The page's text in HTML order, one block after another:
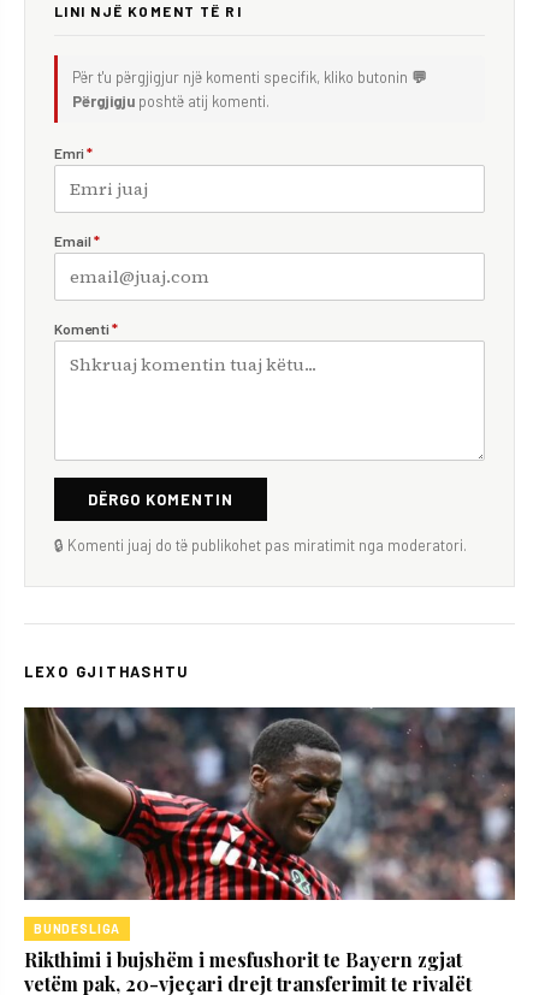
LINI NJË KOMENT TË RI
Për t'u përgjigjur një komenti specifik, kliko butonin 💬
Përgjigju poshtë atij komenti.
Emri *
Email *
Komenti *
DËRGO KOMENTIN
🔒 Komenti juaj do të publikohet pas miratimit nga moderatori.
LEXO GJITHASHTU
BUNDESLIGA
Rikthimi i bujshëm i mesfushorit te Bayern zgjat
vetëm pak, 20-vjeçari drejt transferimit te rivalët